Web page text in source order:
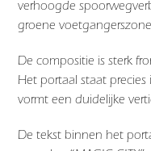
verhoogde
groene
De compositie is sterk
Het portaal staat
vormt een duidelijke
De tekst binnen het